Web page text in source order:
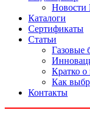
Новости
Каталоги
Сертификаты
Статьи
Газовые
Кратко о
Как
Контакты